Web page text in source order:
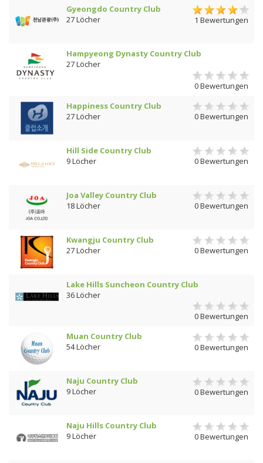
Gyeongdo Country Club
27 Löcher
1 Bewertungen
Hampyeong Dynasty Country Club
27 Löcher
0 Bewertungen
Happiness Country Club
27 Löcher
0 Bewertungen
Hill Side Country Club
9 Löcher
0 Bewertungen
Joa Valley Country Club
18 Löcher
0 Bewertungen
Kwangju Country Club
27 Löcher
0 Bewertungen
Lake Hills Suncheon Country Club
36 Löcher
0 Bewertungen
Muan Country Club
54 Löcher
0 Bewertungen
Naju Country Club
9 Löcher
0 Bewertungen
Naju Hills Country Club
9 Löcher
0 Bewertungen